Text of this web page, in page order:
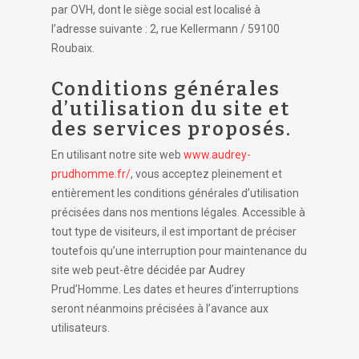
par OVH, dont le siège social est localisé à
l’adresse suivante : 2, rue Kellermann / 59100
Roubaix.
Conditions générales
d’utilisation du site et
des services proposés.
En utilisant notre site webwww.audrey-
prudhomme.fr/, vous acceptez pleinement et
entièrement les conditions générales d’utilisation
précisées dans nos mentions légales. Accessible à
tout type de visiteurs, il est important de préciser
toutefois qu’une interruption pour maintenance du
site web peut-être décidée par Audrey
Prud’Homme. Les dates et heures d’interruptions
seront néanmoins précisées à l’avance aux
utilisateurs.